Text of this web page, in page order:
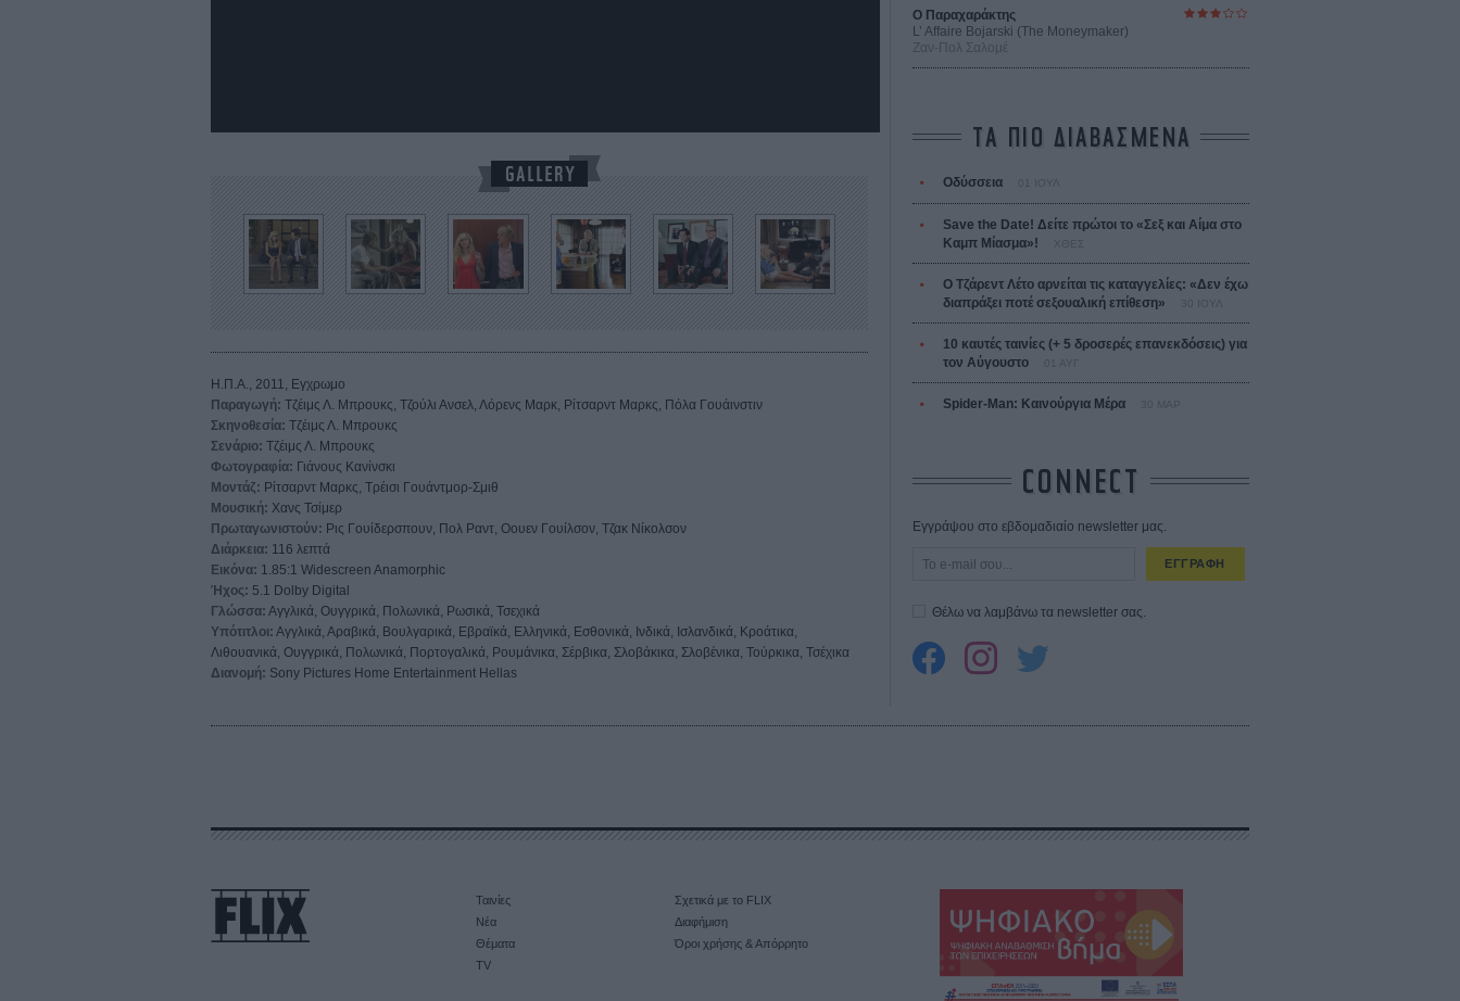
Η.Π.Α., 2011, Εγχρωμο
Παραγωγή: Τζέιμς Λ. Μπρουκς, Τζούλι Ανσελ, Λόρενς Μαρκ, Ρίτσαρντ Μαρκς, Πόλα Γουάινστιν
Σκηνοθεσία: Τζέιμς Λ. Μπρουκς
Σενάριο: Τζέιμς Λ. Μπρουκς
Φωτογραφία: Γιάνους Κανίνσκι
Μοντάζ: Ρίτσαρντ Μαρκς, Τρέισι Γουάντμορ-Σμιθ
Μουσική: Χανς Τσίμερ
Πρωταγωνιστούν: Ρις Γουίδερσπουν, Πολ Ραντ, Οουεν Γουίλσον, Τζακ Νίκολσον
Διάρκεια: 116 λεπτά
Εικόνα: 1.85:1 Widescreen Anamorphic
Ήχος: 5.1 Dolby Digital
Γλώσσα: Αγγλικά, Ουγγρικά, Πολωνικά, Ρωσικά, Τσεχικά
Υπότιτλοι: Αγγλικά, Αραβικά, Βουλγαρικά, Εβραϊκά, Ελληνικά, Εσθονικά, Ινδικά, Ισλανδικά, Κροάτικα,
Λιθουανικά, Ουγγρικά, Πολωνικά, Πορτογαλικά, Ρουμάνικα, Σέρβικα, Σλοβάκικα, Σλοβένικα, Τούρκικα, Τσέχικα
Διανομή: Sony Pictures Home Entertainment Hellas
Ο Παραχαράκτης
L’ Affaire Bojarski (The Moneymaker)
Ζαν-Πολ Σαλομέ
ΤΑ ΠΙΟ ΔΙΑΒΑΣΜΕΝΑ
Οδύσσεια
Save the Date! Δείτε πρώτοι το «Σεξ και Αίμα στο
Καμπ Μίασμα»!
ΧΘΕΣ
Ο Τζάρεντ Λέτο αρνείται τις καταγγελίες: «Δεν έχω
διαπράξει ποτέ σεξουαλική επίθεση»
10 καυτές ταινίες (+ 5 δροσερές επανεκδόσεις) για
τον Αύγουστο
Spider-Man: Καινούργια Μέρα 30 ΜΑΡ
CONNECT
Εγγράψου στο εβδομαδιαίο newsletter μας.
ΕΓΓΡΑΦΗ
Θέλω να λαμβάνω τα newsletter σας.
Ταινίες
Νέα
Θέματα
TV
Σχετικά με το FLIX
Διαφήμιση
Όροι χρήσης & Απόρρητο